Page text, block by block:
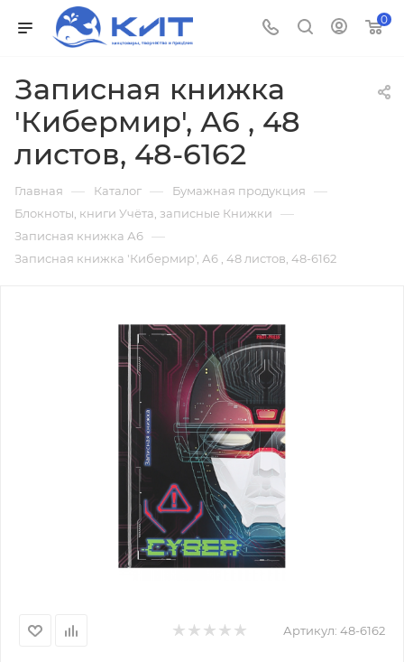
0
Записная книжка
'Кибермир', А6 , 48
листов, 48-6162
Главная — Каталог — Бумажная продукция —
Блокноты, книги Учёта, записные Книжки —
Записная книжка А6 —
Записная книжка 'Кибермир', А6 , 48 листов, 48-6162
Артикул: 48-6162